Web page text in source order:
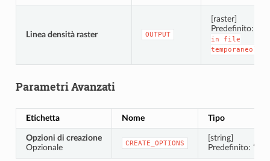
Linea densità raster OUTPUT
[raster]
Predefinito:
in
file
temporaneo]
Parametri Avanzati
Etichetta Nome Tipo
Opzioni di creazione
Opzionale
CREATE_OPTIONS
[string]
Predefinito: “”